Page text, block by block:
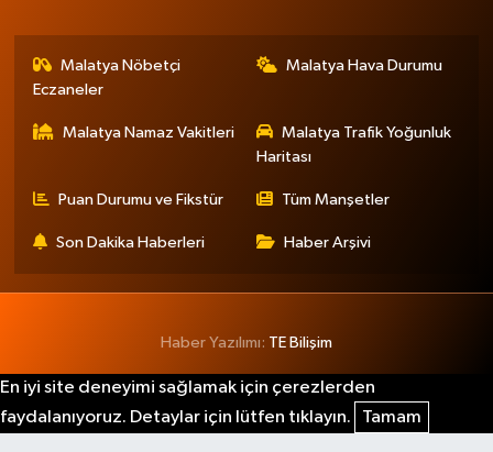
Malatya Nöbetçi
Eczaneler
Malatya Hava Durumu
Malatya Namaz Vakitleri
Malatya Trafik Yoğunluk
Haritası
Puan Durumu ve Fikstür Tüm Manşetler
Son Dakika Haberleri Haber Arşivi
Haber Yazılımı: TE Bilişim
En iyi site deneyimi sağlamak için çerezlerden
faydalanıyoruz. Detaylar için lütfen tıklayın.
Tamam